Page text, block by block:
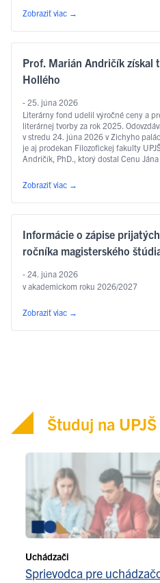
Čítať ďalej
Zobraziť viac →
Prof. Marián Andričík získal
Hollého
- 25. júna 2026
Literárny fond udelil výročné ceny a
literárnej tvorby za rok 2025.
v stredu 24. júna 2026 v Zichyho
je aj prodekan Filozofickej fakulty
Andričík, PhD., ktorý dostal Cenu
Zobraziť viac
→
Informácie o zápise
ročníka magisterského
- 24. júna 2026
v akademickom roku 2026/2027
Zobraziť viac →
Študuj na UPJŠ
Uchádzači
Sprievodca pre